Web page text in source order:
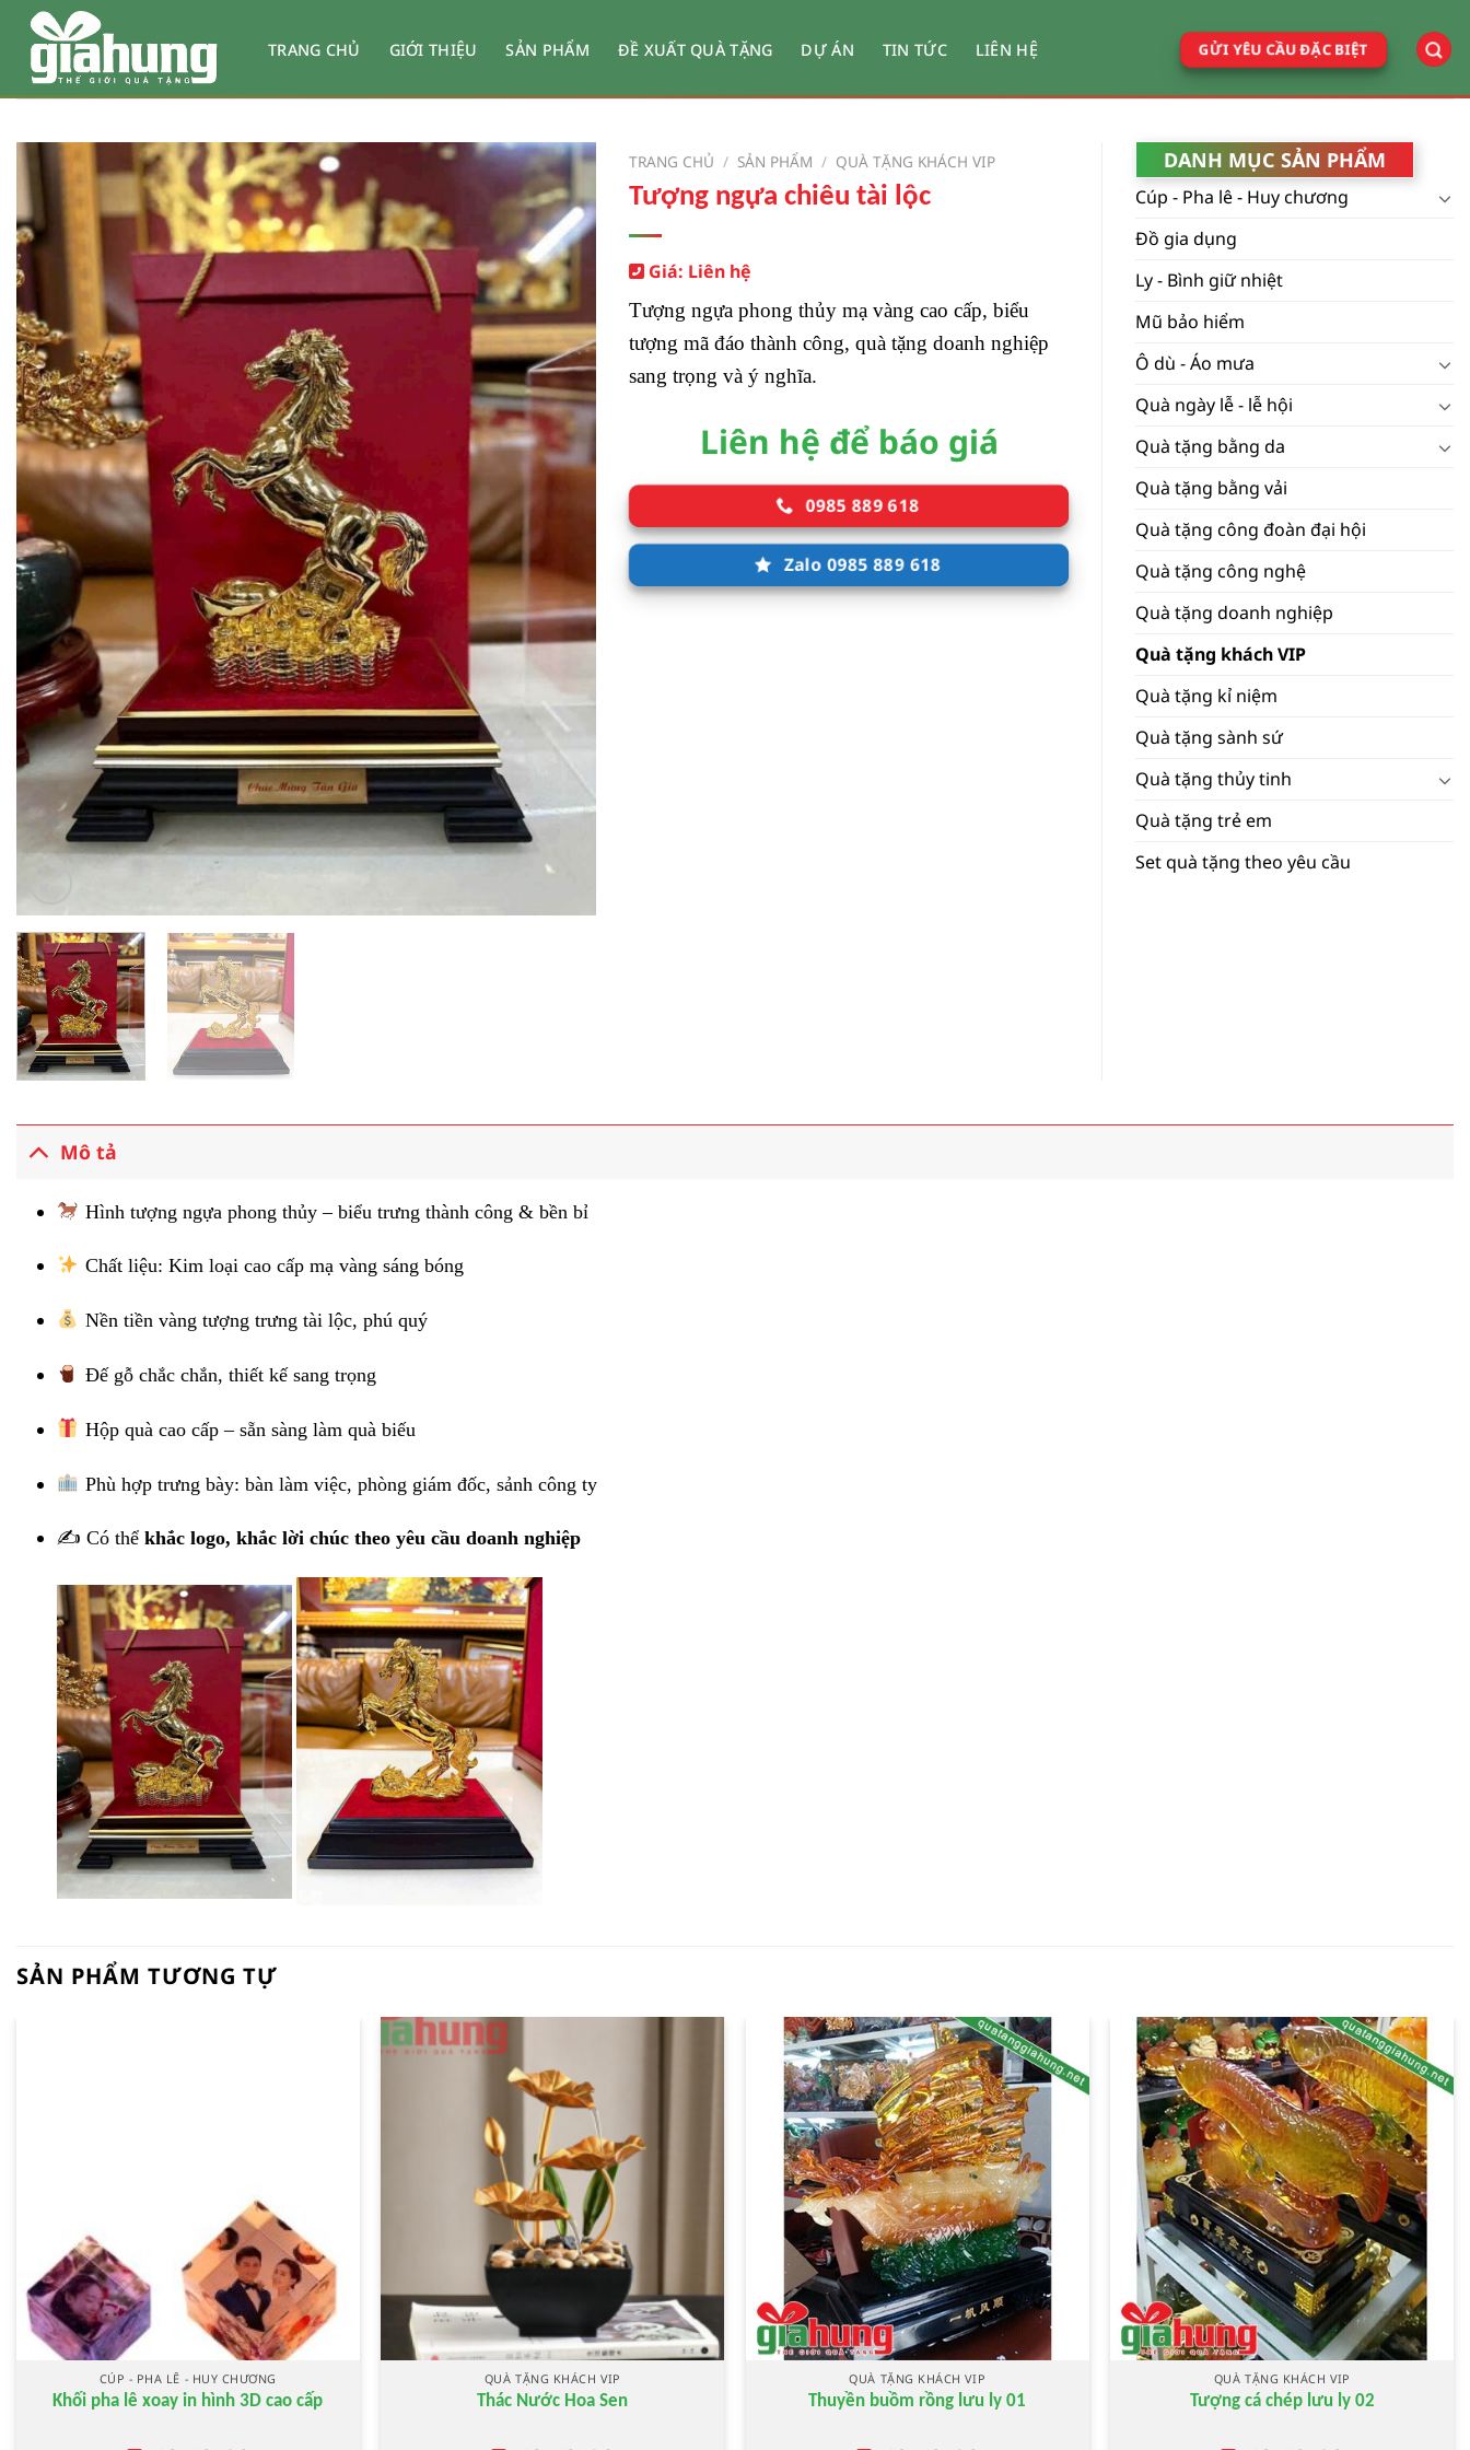
dung
TRANG CHỦ GIỚI THIỆU SẢN PHẨM ĐỀ XUẤT QUÀ TẶNG DỰ ÁN TIN TỨC LIÊN HỆ GỬI YÊU CẦU ĐẶC BIỆT
TRANG CHỦ / SẢN PHẨM / QUÀ TẶNG KHÁCH VIP
Tượng ngựa chiêu tài lộc
Giá: Liên hệ
Tượng ngựa phong thủy mạ vàng cao cấp, biểu
tượng mã đáo thành công, quà tặng doanh nghiệp
sang trọng và ý nghĩa.
Liên hệ để báo giá
0985 889 618
Zalo 0985 889 618
DANH MỤC SẢN PHẨM
Cúp - Pha lê - Huy chương
Đồ gia dụng
Ly - Bình giữ nhiệt
Mũ bảo hiểm
Ô dù - Áo mưa
Quà ngày lễ - lễ hội
Quà tặng bằng da
Quà tặng bằng vải
Quà tặng công đoàn đại hội
Quà tặng công nghệ
Quà tặng doanh nghiệp
Quà tặng khách VIP
Quà tặng kỉ niệm
Quà tặng sành sứ
Quà tặng thủy tinh
Quà tặng trẻ em
Set quà tặng theo yêu cầu
Mô tả
Hình tượng ngựa phong thủy – biểu trưng thành công & bền bỉ
Chất liệu: Kim loại cao cấp mạ vàng sáng bóng
Nền tiền vàng tượng trưng tài lộc, phú quý
Đế gỗ chắc chắn, thiết kế sang trọng
Hộp quà cao cấp – sẵn sàng làm quà biếu
Phù hợp trưng bày: bàn làm việc, phòng giám đốc, sảnh công ty
✍️ Có thể khắc logo, khắc lời chúc theo yêu cầu doanh nghiệp
SẢN PHẨM TƯƠNG TỰ
CÚP - PHA LÊ - HUY CHƯƠNG
Khối pha lê xoay in hình 3D cao cấp
QUÀ TẶNG KHÁCH VIP
Thác Nước Hoa Sen
QUÀ TẶNG KHÁCH VIP
Thuyền buồm rồng lưu ly 01
QUÀ TẶNG KHÁCH VIP
Tượng cá chép lưu ly 02